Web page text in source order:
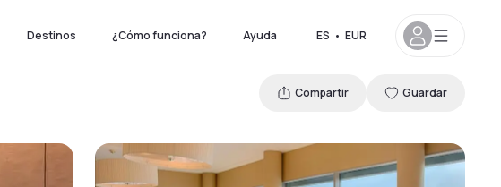
Destinos ¿Cómo funciona? Ayuda ES • EUR
Compartir Guardar